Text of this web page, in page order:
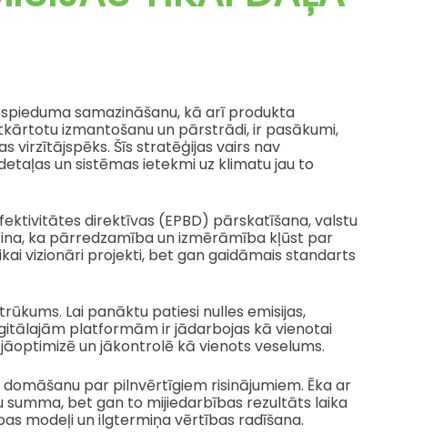
samazināšanu, kā arī produkta
izmantošanu un pārstrādi, ir pasākumi,
virzītājspēks. Šīs stratēģijas vairs nav
un sistēmas ietekmi uz klimatu jau to
direktīvas (EPBD) pārskatīšana, valstu
ka pārredzamība un izmērāmība kļūst par
vizionāri projekti, bet gan gaidāmais standarts
Lai panāktu patiesi nulles emisijas,
platformām ir jādarbojas kā vienotai
un jākontrolē kā vienots veselums.
par pilnvērtīgiem risinājumiem. Ēka ar
bet gan to mijiedarbības rezultāts laika
modeļi un ilgtermiņa vērtības radīšana.